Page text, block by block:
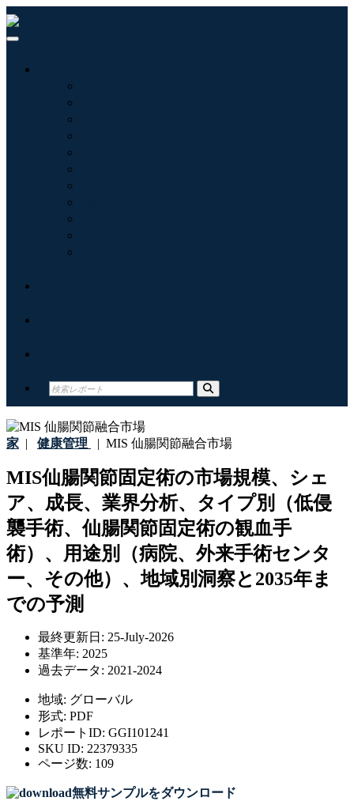
家 | 健康管理 | MIS 仙腸関節融合市場
MIS仙腸関節固定術の市場規模、シェ
ア、成長、業界分析、タイプ別（低侵
襲手術、仙腸関節固定術の観血手
術）、用途別（病院、外来手術センタ
ー、その他）、地域別洞察と2035年ま
での予測
最終更新日: 25-July-2026
基準年: 2025
過去データ: 2021-2024
地域: グローバル
形式: PDF
レポートID: GGI101241
SKU ID: 22379335
ページ数: 109
無料サンプルをダウンロード